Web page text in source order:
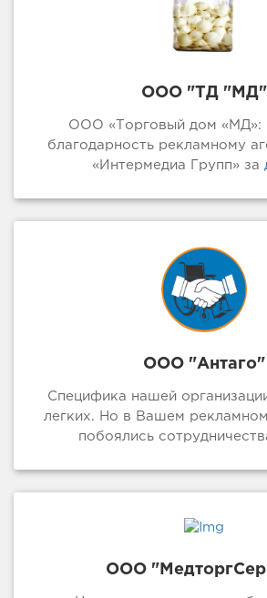
ООО "ТД "МД"
ООО «Торговый дом «МД»:
благодарность рекламному
«Интермедиа Групп» за
ООО "Антаго"
Специфика нашей
легких. Но в Вашем рекламном
побоялись
ООО